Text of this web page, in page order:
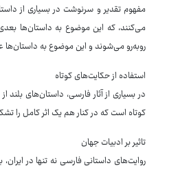
مفهوم تقدیر و سرنوشت در بسیاری از
می‌کنند، که این موضوع به داستان‌ها
روبه‌رو می‌شوند و این موضوع به
استفاده از حکایت‌های کوتاه
در بسیاری از آثار فارسی، داستان‌های
کوتاه است که در کنار هم یک اثر کامل را
تاثیر بر ادبیات جهان
روایت‌های داستانی فارسی نه تنها در